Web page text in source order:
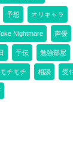
予想 オリキャラ
Nightmare 声優
手伝 勉強部屋
モチモチ 相談 受